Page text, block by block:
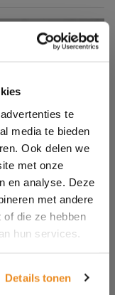
te
media te bieden
Ook delen we
met onze
en analyse. Deze
met andere
die ze hebben
hun services.
Details tonen
ID.223 Hoodie